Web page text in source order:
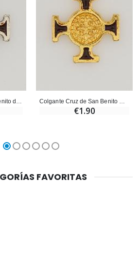
€1.90
FAVORITAS